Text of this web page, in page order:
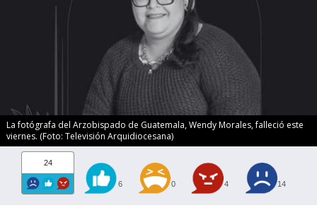
La fotógrafa del Arzobispado de Guatemala, Wendy Morales, falleció este
viernes. (Foto: Televisión Arquidiocesana)
24
6 0 4 14